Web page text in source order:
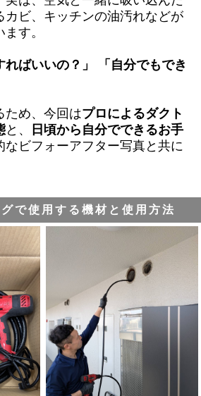
カビ、キッチンの油汚れなどが
す。
ればいいの？」 「自分でもでき
ため、今回はプロによるダクト
と、
日頃から自分でできるお手
なビフォーアフター写真と共に
で使用する機材と使用方法